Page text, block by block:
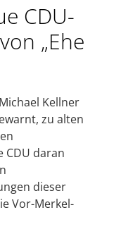
CDU-
„Ehe
Kellner
zu alten
CDU daran
dieser
Vor-Merkel-